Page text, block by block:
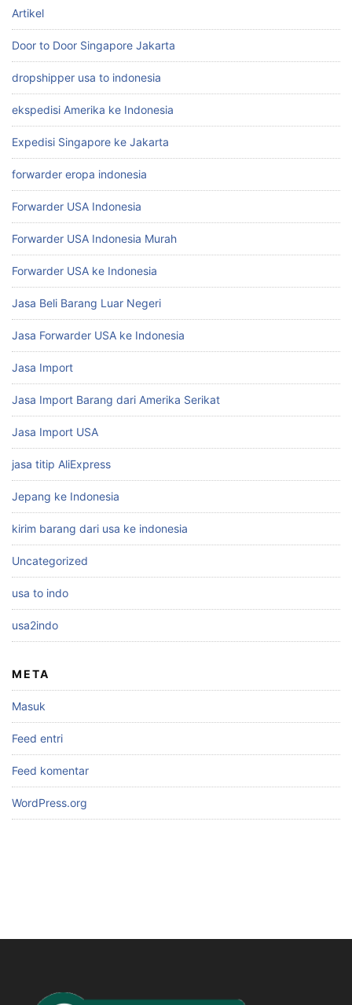
Artikel
Door to Door Singapore Jakarta
dropshipper usa to indonesia
ekspedisi Amerika ke Indonesia
Expedisi Singapore ke Jakarta
forwarder eropa indonesia
Forwarder USA Indonesia
Forwarder USA Indonesia Murah
Forwarder USA ke Indonesia
Jasa Beli Barang Luar Negeri
Jasa Forwarder USA ke Indonesia
Jasa Import
Jasa Import Barang dari Amerika Serikat
Jasa Import USA
jasa titip AliExpress
Jepang ke Indonesia
kirim barang dari usa ke indonesia
Uncategorized
usa to indo
usa2indo
META
Masuk
Feed entri
Feed komentar
WordPress.org